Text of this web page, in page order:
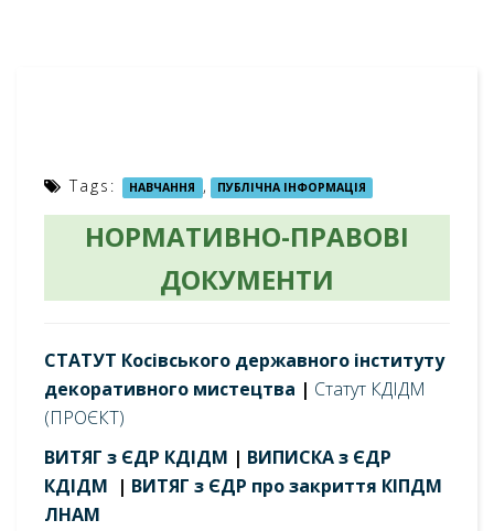
Tags: НАВЧАННЯ , ПУБЛІЧНА ІНФОРМАЦІЯ
НОРМАТИВНО-ПРАВОВІ
ДОКУМЕНТИ
СТАТУТ Косівського державного інституту
декоративного мистецтва | Статут КДІДМ
(ПРОЄКТ)
ВИТЯГ з ЄДР КДІДМ | ВИПИСКА з ЄДР
КДІДМ | ВИТЯГ з ЄДР про закриття КІПДМ
ЛНАМ